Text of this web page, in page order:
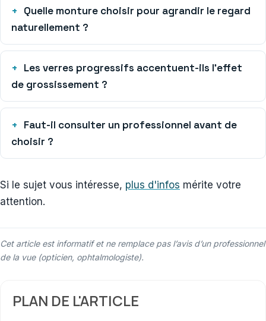
Quelle monture choisir pour agrandir le regard
naturellement ?
Les verres progressifs accentuent-ils l’effet
de grossissement ?
Faut-il consulter un professionnel avant de
choisir ?
Si le sujet vous intéresse, plus d'infos mérite votre
attention.
Cet article est informatif et ne remplace pas l’avis d’un professionnel
de la vue (opticien, ophtalmologiste).
PLAN DE L'ARTICLE